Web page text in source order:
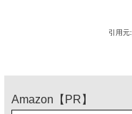
引用元:
Amazon【PR】